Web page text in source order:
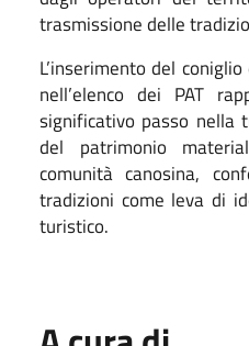
trasmissione delle
L’inserimento del
nell’elenco dei PAT
significativo passo nella
del patrimonio
comunità canosina,
tradizioni come leva di
turistico.